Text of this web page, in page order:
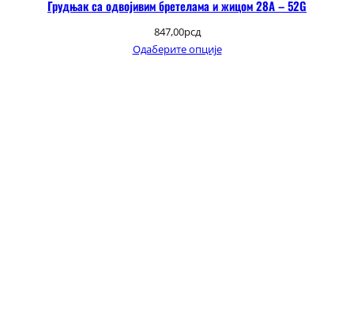
Грудњак са одвојивим бретелама и жицом 28А – 52G
847,00рсд
Одаберите опције